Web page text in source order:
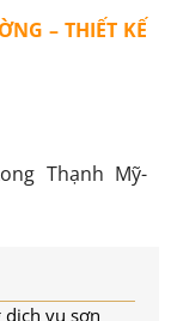
– THIẾT KẾ
Thạnh Mỹ-
vụ sơn